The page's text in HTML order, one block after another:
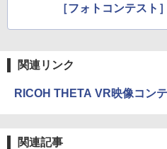
［フォトコンテスト
関連リンク
RICOH THETA VR映像コン
関連記事